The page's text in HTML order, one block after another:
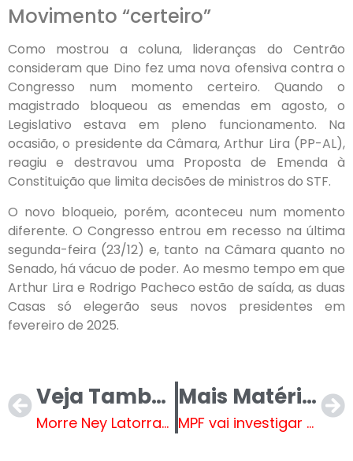
Movimento “certeiro”
Como mostrou a coluna, lideranças do Centrão
consideram que Dino fez uma nova ofensiva contra o
Congresso num momento certeiro. Quando o
magistrado bloqueou as emendas em agosto, o
Legislativo estava em pleno funcionamento. Na
ocasião, o presidente da Câmara, Arthur Lira (PP-AL),
reagiu e destravou uma Proposta de Emenda à
Constituição que limita decisões de ministros do STF.
O novo bloqueio, porém, aconteceu num momento
diferente. O Congresso entrou em recesso na última
segunda-feira (23/12) e, tanto na Câmara quanto no
Senado, há vácuo de poder. Ao mesmo tempo em que
Arthur Lira e Rodrigo Pacheco estão de saída, as duas
Casas só elegerão seus novos presidentes em
fevereiro de 2025.
Veja Também
Morre Ney Latorraca, ator de “Vamp” e “TV Pirata”, nesta quinta-feira (26)
Mais Matérias
MPF vai investigar conduta de agentes da PRF após jovem ser atingida na cabeça